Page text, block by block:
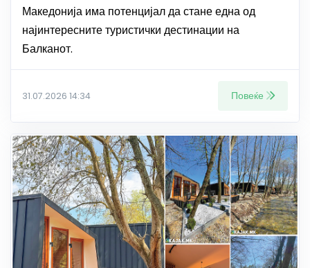
Македонија има потенцијал да стане една од
најинтересните туристички дестинации на
Балканот.
31.07.2026 14:34 Повеќе